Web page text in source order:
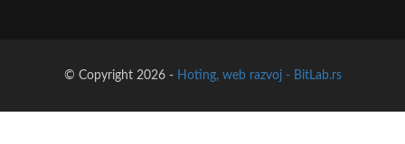
© Copyright 2026 - Hoting, web razvoj - BitLab.rs